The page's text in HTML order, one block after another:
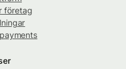
företag